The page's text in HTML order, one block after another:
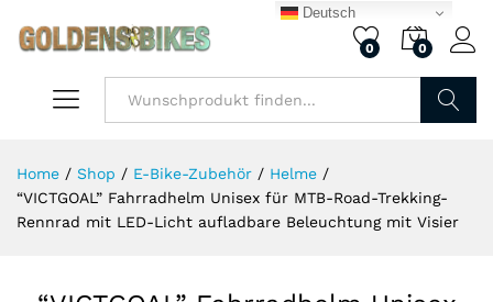
0 0
Home / Shop / E-Bike-Zubehör / Helme /
“VICTGOAL” Fahrradhelm Unisex für MTB-Road-Trekking-
Rennrad mit LED-Licht aufladbare Beleuchtung mit Visier
Deutsch